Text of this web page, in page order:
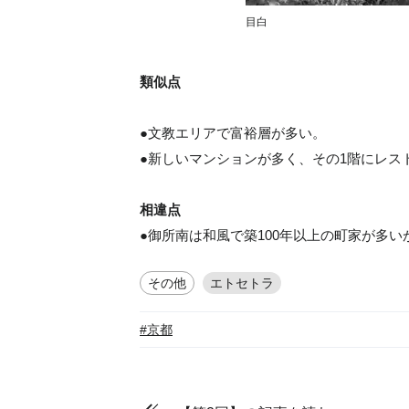
目白
類似点
●文教エリアで富裕層が多い。
●新しいマンションが多く、その1階にレス
相違点
●御所南は和風で築100年以上の町家が多
その他 エトセトラ
#京都